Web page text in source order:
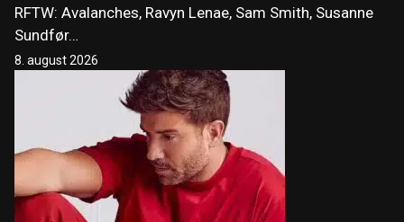
RFTW: Avalanches, Ravyn Lenae, Sam Smith, Susanne
Sundfør…
8. august 2026